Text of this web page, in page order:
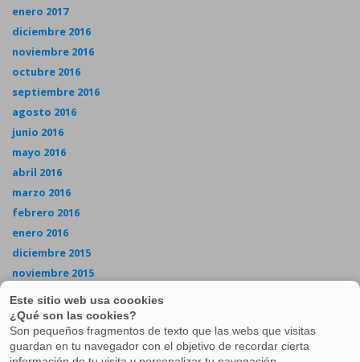
enero 2017
diciembre 2016
noviembre 2016
octubre 2016
septiembre 2016
agosto 2016
junio 2016
mayo 2016
abril 2016
marzo 2016
febrero 2016
enero 2016
diciembre 2015
noviembre 2015
octubre 2015
septiembre 2015
junio 2015
mayo 2015